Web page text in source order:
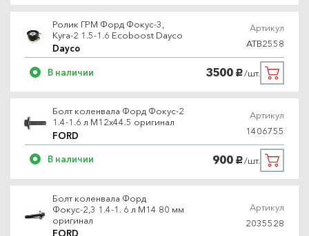
Ролик ГРМ Форд Фокус-3,
Куга-2 1.5-1.6 Ecoboost Dayco
Dayco
Артикул
ATB2558
В наличии 3500 руб./шт.
Болт коленвала Форд Фокус-2
1.4-1.6 л M12x44.5 оригинал
FORD
Артикул
1406755
В наличии 900 руб./шт.
Болт коленвала Форд
Фокус-2,3 1.4-1. 6 л M14 80 мм
оригинал
FORD
Артикул
2035528